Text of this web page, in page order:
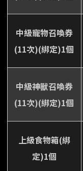
中級寵物召喚券
(11次)(綁定)1個
中級神獸召喚券
(11次)(綁定)1個
上級食物箱(綁
定)1個